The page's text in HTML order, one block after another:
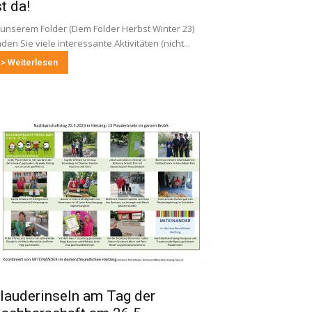
da!
Folder (Dem Folder Herbst Winter 23)
Sie viele interessante Aktivitäten (nicht...
> Weiterlesen
am Tag der